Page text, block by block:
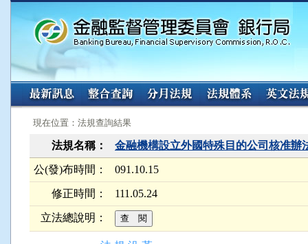
:::
現在位置：法規查詢結果
法規名稱： 金融機構設立外國特殊目的公司核准辦
公(發)布時間： 091.10.15
修正時間： 111.05.24
立法總說明：